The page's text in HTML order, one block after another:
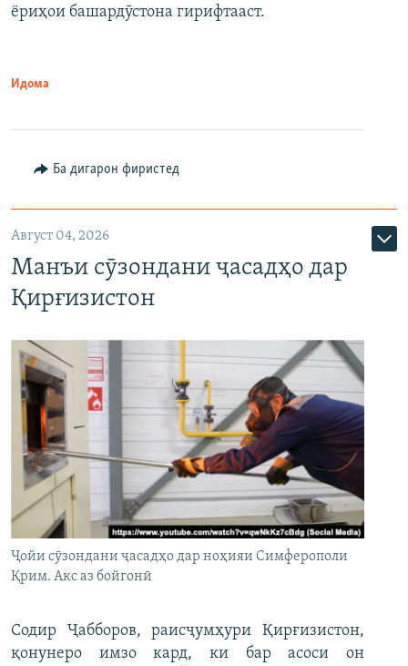
ёриҳои башардӯстона гирифтааст.
Идома
Ба дигарон фиристед
Август 04, 2026
Манъи сӯзондани ҷасадҳо дар
Қирғизистон
Ҷойи сӯзондани ҷасадҳо дар ноҳияи Симферополи
Қрим. Акс аз бойгонӣ
Содир Ҷабборов, раисҷумҳури Қирғизистон,
қонунеро имзо кард, ки бар асоси он